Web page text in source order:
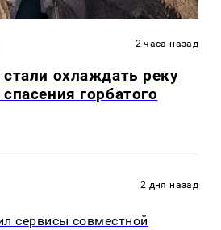
2 часа назад
охлаждать реку
горбатого
2 дня назад
сервисы совместной